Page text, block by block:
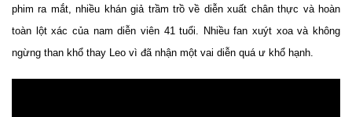
phim ra mắt, nhiều khán giả trầm trồ về diễn xuất chân thực và hoàn
toàn lột xác của nam diễn viên 41 tuổi. Nhiều fan xuýt xoa và không
ngừng than khổ thay Leo vì đã nhận một vai diễn quá ư khổ hạnh.